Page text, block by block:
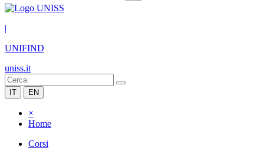
|
UNIFIND
uniss.it
IT EN
×
Home
Corsi